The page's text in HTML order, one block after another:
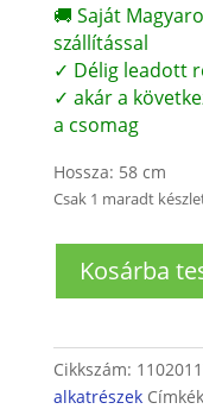
🚚 Saját
szállítással
✓ Délig leadott
✓ akár a
a csomag
Hossza: 58 cm
Csak 1 maradt
sütőhöz
tömítés
mennyiség
Kosárba
Cikkszám:
alkatrészek